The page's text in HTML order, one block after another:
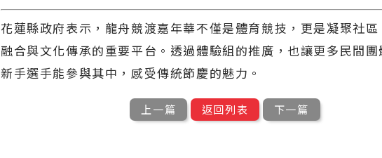
花蓮縣政府表示，龍舟競渡嘉年華不僅是體育競技，更是凝聚社
融合與文化傳承的重要平台。透過體驗組的推廣，也讓更多民間
新手選手能參與其中，感受傳統節慶的魅力。
上一篇 返回列表 下一篇